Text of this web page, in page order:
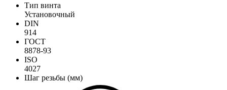
Тип винта
Установочный
DIN
914
ГОСТ
8878-93
ISO
4027
Шаг резьбы (мм)